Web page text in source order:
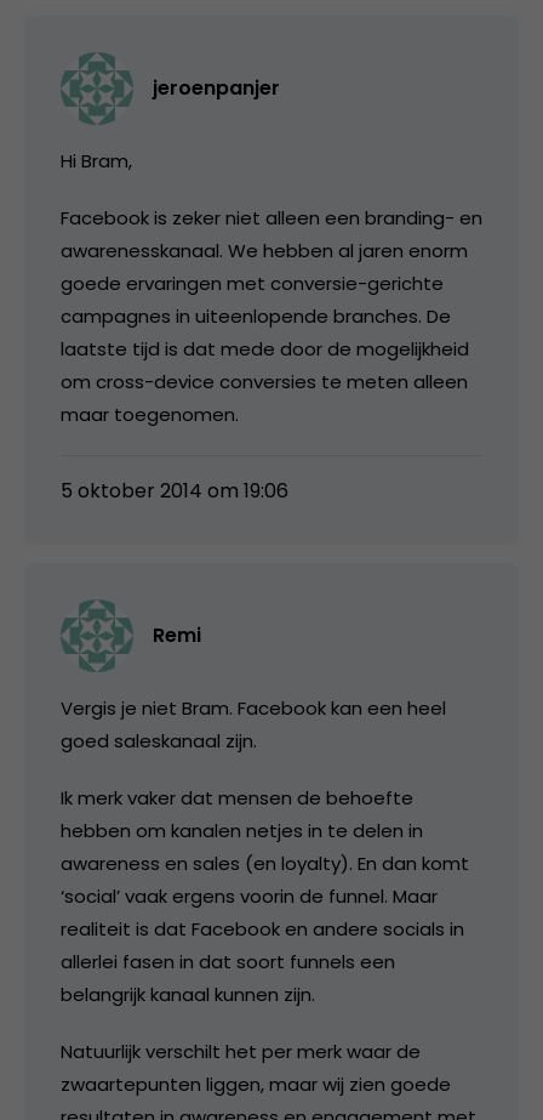
jeroenpanjer
Hi Bram,
Facebook is zeker niet alleen een branding- en
awarenesskanaal. We hebben al jaren enorm
goede ervaringen met conversie-gerichte
campagnes in uiteenlopende branches. De
laatste tijd is dat mede door de mogelijkheid
om cross-device conversies te meten alleen
maar toegenomen.
5 oktober 2014 om 19:06
Remi
Vergis je niet Bram. Facebook kan een heel
goed saleskanaal zijn.
Ik merk vaker dat mensen de behoefte
hebben om kanalen netjes in te delen in
awareness en sales (en loyalty). En dan komt
‘social’ vaak ergens voorin de funnel. Maar
realiteit is dat Facebook en andere socials in
allerlei fasen in dat soort funnels een
belangrijk kanaal kunnen zijn.
Natuurlijk verschilt het per merk waar de
zwaartepunten liggen, maar wij zien goede